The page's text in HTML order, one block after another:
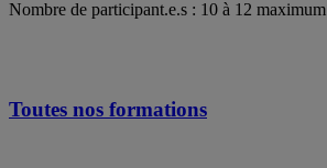
Nombre de participant.e.s : 10 à 12 maximum
Toutes nos formations